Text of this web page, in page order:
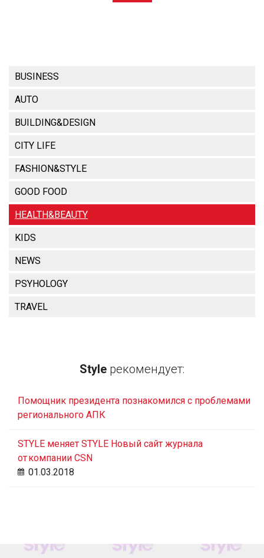
BUSINESS
AUTO
BUILDING&DESIGN
CITY LIFE
FASHION&STYLE
GOOD FOOD
HEALTH&BEAUTY
KIDS
NEWS
PSYHOLOGY
TRAVEL
Style рекомендует:
Помощник президента познакомился с проблемами
регионального АПК
STYLE меняет STYLE Новый сайт журнала
от компании CSN
01.03.2018